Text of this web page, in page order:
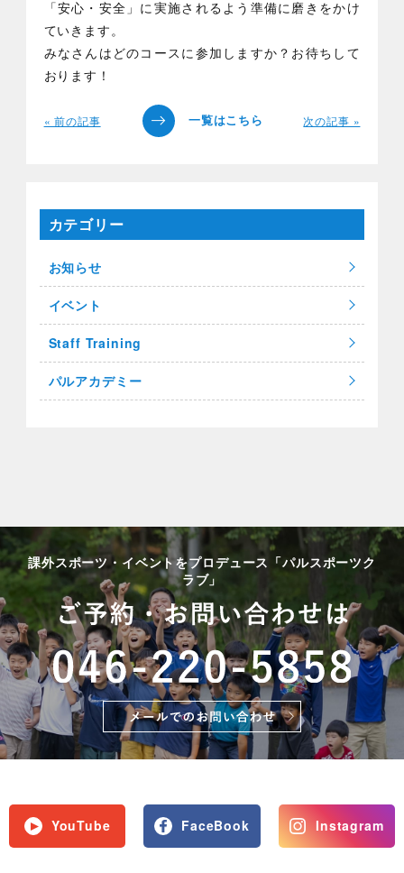
「安心・安全」に実施されるよう準備に磨きをかけ
ていきます。
みなさんはどのコースに参加しますか？お待ちして
おります！
« 前の記事 次の記事 »
カテゴリー
お知らせ
イベント
Staff Training
パルアカデミー
課外スポーツ・イベントをプロデュース「パルスポーツク
ラブ」
YouTube FaceBook Instagram